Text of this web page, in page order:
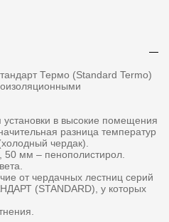
Термо (Standard Termo)
в высокие помещения
разница температур
чердак).
мм – пенополистирол.
от чердачных лестниц серий
(STANDARD), у которых